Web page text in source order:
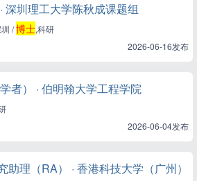
深圳理工大学陈秋成课题组
/博士,科研
2026-06-16发布
者） · 伯明翰大学工程学院
2026-06-04发布
理（RA） · 香港科技大学（广州）